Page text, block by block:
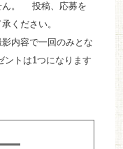
ん。 投稿、応募を
ください。
内容で一回のみとな
ントは1つになります